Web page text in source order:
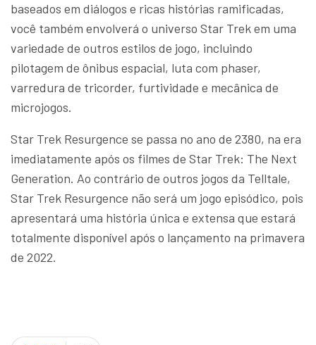
baseados em diálogos e ricas histórias ramificadas,
você também envolverá o universo Star Trek em uma
variedade de outros estilos de jogo, incluindo
pilotagem de ônibus espacial, luta com phaser,
varredura de tricorder, furtividade e mecânica de
microjogos.
Star Trek Resurgence se passa no ano de 2380, na era
imediatamente após os filmes de Star Trek: The Next
Generation. Ao contrário de outros jogos da Telltale,
Star Trek Resurgence não será um jogo episódico, pois
apresentará uma história única e extensa que estará
totalmente disponível após o lançamento na primavera
de 2022.